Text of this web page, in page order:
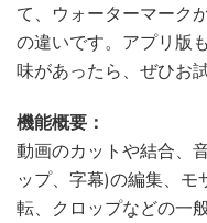
て、ウォーターマーク
の違いです。アプリ版
味があったら、ぜひお
機能概要：
動画のカットや結合、
ップ、字幕)の編集、
転、クロップなどの一